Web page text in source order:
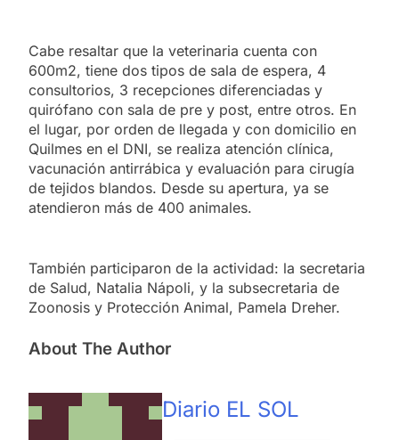
Cabe resaltar que la veterinaria cuenta con
600m2, tiene dos tipos de sala de espera, 4
consultorios, 3 recepciones diferenciadas y
quirófano con sala de pre y post, entre otros. En
el lugar, por orden de llegada y con domicilio en
Quilmes en el DNI, se realiza atención clínica,
vacunación antirrábica y evaluación para cirugía
de tejidos blandos. Desde su apertura, ya se
atendieron más de 400 animales.
También participaron de la actividad: la secretaria
de Salud, Natalia Nápoli, y la subsecretaria de
Zoonosis y Protección Animal, Pamela Dreher.
About The Author
Diario EL SOL